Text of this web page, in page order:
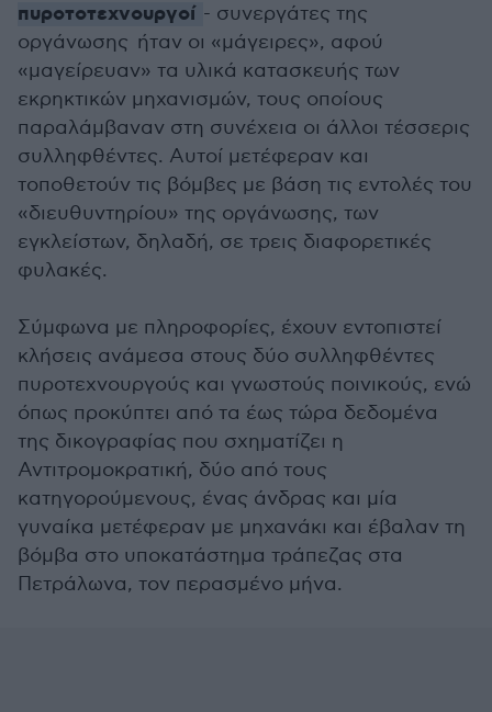
πυροτοτεχνουργοί - συνεργάτες της
οργάνωσης ήταν οι «μάγειρες», αφού
«μαγείρευαν» τα υλικά κατασκευής των
εκρηκτικών μηχανισμών, τους οποίους
παραλάμβαναν στη συνέχεια οι άλλοι τέσσερις
συλληφθέντες. Αυτοί μετέφεραν και
τοποθετούν τις βόμβες με βάση τις εντολές του
«διευθυντηρίου» της οργάνωσης, των
εγκλείστων, δηλαδή, σε τρεις διαφορετικές
φυλακές.
Σύμφωνα με πληροφορίες, έχουν εντοπιστεί
κλήσεις ανάμεσα στους δύο συλληφθέντες
πυροτεχνουργούς και γνωστούς ποινικούς, ενώ
όπως προκύπτει από τα έως τώρα δεδομένα
της δικογραφίας που σχηματίζει η
Αντιτρομοκρατική, δύο από τους
κατηγορούμενους, ένας άνδρας και μία
γυναίκα μετέφεραν με μηχανάκι και έβαλαν τη
βόμβα στο υποκατάστημα τράπεζας στα
Πετράλωνα, τον περασμένο μήνα.